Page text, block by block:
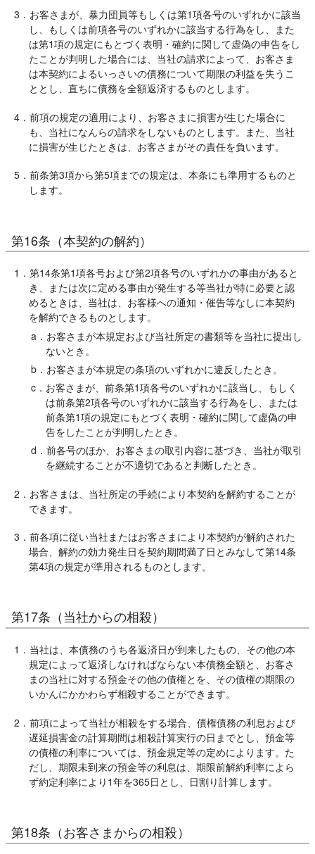
3．お客さまが、暴力団員等もしくは第1項各号のいずれかに該当
し、もしくは前項各号のいずれかに該当する行為をし、また
は第1項の規定にもとづく表明・確約に関して虚偽の申告をし
たことが判明した場合には、当社の請求によって、お客さま
は本契約によるいっさいの債務について期限の利益を失うこ
ととし、直ちに債務を全額返済するものとします。
4．前項の規定の適用により、お客さまに損害が生じた場合に
も、当社になんらの請求をしないものとします。また、当社
に損害が生じたときは、お客さまがその責任を負います。
5．前条第3項から第5項までの規定は、本条にも準用するものと
します。
第16条（本契約の解約）
1．第14条第1項各号および第2項各号のいずれかの事由があると
き、または次に定める事由が発生する等当社が特に必要と認
めるときは、当社は、お客様への通知・催告等なしに本契約
を解約できるものとします。
a．お客さまが本規定および当社所定の書類等を当社に提出し
ないとき。
b．お客さまが本規定の条項のいずれかに違反したとき。
c．お客さまが、前条第1項各号のいずれかに該当し、もしく
は前条第2項各号のいずれかに該当する行為をし、または
前条第1項の規定にもとづく表明・確約に関して虚偽の申
告をしたことが判明したとき。
d．前各号のほか、お客さまの取引内容に基づき、当社が取引
を継続することが不適切であると判断したとき。
2．お客さまは、当社所定の手続により本契約を解約することが
できます。
3．前各項に従い当社またはお客さまにより本契約が解約された
場合、解約の効力発生日を契約期間満了日とみなして第14条
第4項の規定が準用されるものとします。
第17条（当社からの相殺）
1．当社は、本債務のうち各返済日が到来したもの、その他の本
規定によって返済しなければならない本債務全額と、お客さ
まの当社に対する預金その他の債権とを、その債権の期限の
いかんにかかわらず相殺することができます。
2．前項によって当社が相殺をする場合、債権債務の利息および
遅延損害金の計算期間は相殺計算実行の日までとし、預金等
の債権の利率については、預金規定等の定めによります。た
だし、期限未到来の預金等の利息は、期限前解約利率によら
ず約定利率により1年を365日とし、日割り計算します。
第18条（お客さまからの相殺）